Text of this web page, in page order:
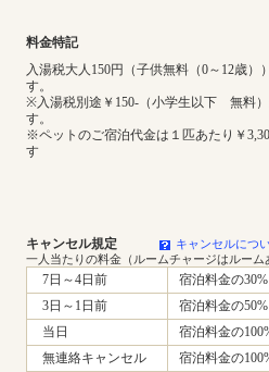
料金特記
入湯税大人150円（子供無料（0～12歳）
す。
※入湯税別途￥150-（小学生以下 無料
す。
※ペットのご宿泊代金は１匹あたり￥
す
キャンセル規定
キャンセルにつ
一人当たりの料金（ルームチャージはルーム
7日～4日前
宿泊料金の30%
3日～1日前
宿泊料金の50%
当日
宿泊料金の
無連絡キャンセル
宿泊料金の